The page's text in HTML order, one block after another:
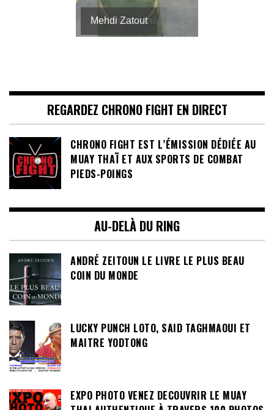
Mehdi Zatout
REGARDEZ CHRONO FIGHT EN DIRECT
CHRONO FIGHT EST L’ÉMISSION DÉDIÉE AU
MUAY THAÏ ET AUX SPORTS DE COMBAT
PIEDS-POINGS
AU-DELÀ DU RING
ANDRÉ ZEITOUN LE LIVRE LE PLUS BEAU
COIN DU MONDE
LUCKY PUNCH LOTO, SAID TAGHMAOUI ET
MAITRE YODTONG
EXPO PHOTO VENEZ DECOUVRIR LE MUAY